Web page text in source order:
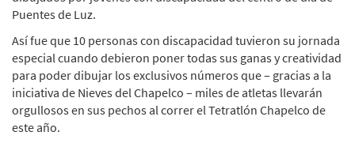
Puentes de Luz.
Así fue que 10 personas con discapacidad tuvieron su jornada
especial cuando debieron poner todas sus ganas y creatividad
para poder dibujar los exclusivos números que – gracias a la
iniciativa de Nieves del Chapelco – miles de atletas llevarán
orgullosos en sus pechos al correr el Tetratlón Chapelco de
este año.